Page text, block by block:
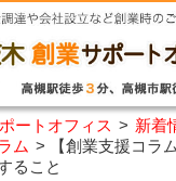
ートオフィス > 新着
ム >
【創業支援コ
ること